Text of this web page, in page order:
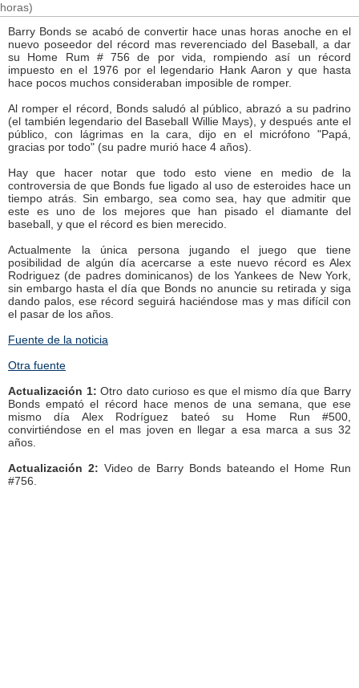
horas)
Barry Bonds se acabó de convertir hace unas horas anoche en el
nuevo poseedor del récord mas reverenciado del Baseball, a dar
su Home Rum # 756 de por vida, rompiendo así un récord
impuesto en el 1976 por el legendario Hank Aaron y que hasta
hace pocos muchos consideraban imposible de romper.
Al romper el récord, Bonds saludó al público, abrazó a su padrino
(el también legendario del Baseball Willie Mays), y después ante el
público, con lágrimas en la cara, dijo en el micrófono "Papá,
gracias por todo" (su padre murió hace 4 años).
Hay que hacer notar que todo esto viene en medio de la
controversia de que Bonds fue ligado al uso de esteroides hace un
tiempo atrás. Sin embargo, sea como sea, hay que admitir que
este es uno de los mejores que han pisado el diamante del
baseball, y que el récord es bien merecido.
Actualmente la única persona jugando el juego que tiene
posibilidad de algún día acercarse a este nuevo récord es Alex
Rodriguez (de padres dominicanos) de los Yankees de New York,
sin embargo hasta el día que Bonds no anuncie su retirada y siga
dando palos, ese récord seguirá haciéndose mas y mas difícil con
el pasar de los años.
Fuente de la noticia
Otra fuente
Actualización 1: Otro dato curioso es que el mismo día que Barry
Bonds empató el récord hace menos de una semana, que ese
mismo día Alex Rodríguez bateó su Home Run #500,
convirtiéndose en el mas joven en llegar a esa marca a sus 32
años.
Actualización 2: Video de Barry Bonds bateando el Home Run
#756.